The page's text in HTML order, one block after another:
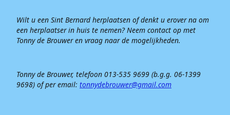
Wilt u een Sint Bernard herplaatsen of denkt u erover na om
een herplaatser in huis te nemen? Neem contact op met
Tonny de Brouwer en vraag naar de mogelijkheden.
Tonny de Brouwer, telefoon 013-535 9699 (b.g.g. 06-1399
9698) of per email: tonnydebrouwer@gmail.com